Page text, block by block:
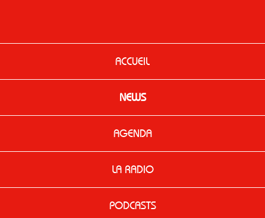
ACCUEIL
NEWS
AGENDA
LA RADIO
PODCASTS